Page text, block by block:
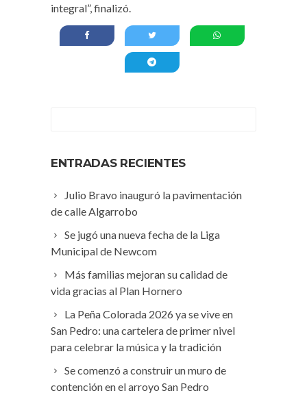
integral”, finalizó.
ENTRADAS RECIENTES
Julio Bravo inauguró la pavimentación
de calle Algarrobo
Se jugó una nueva fecha de la Liga
Municipal de Newcom
Más familias mejoran su calidad de
vida gracias al Plan Hornero
La Peña Colorada 2026 ya se vive en
San Pedro: una cartelera de primer nivel
para celebrar la música y la tradición
Se comenzó a construir un muro de
contención en el arroyo San Pedro